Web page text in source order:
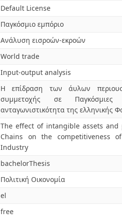
Default License
Παγκόσμιο εμπόριο
Ανάλυση εισροών-εκροών
World trade
Input-output analysis
Η επίδραση των άυλων
συμμετοχής σε
ανταγωνιστικότητα της ελληνικής
The effect of intangible assets
Chains on the competitiveness
Industry
bachelorThesis
Πολιτική Οικονομία
el
free